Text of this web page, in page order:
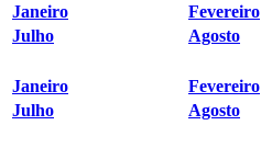
Janeiro Fevereiro
Julho
Agosto
Janeiro Fevereiro
Julho
Agosto